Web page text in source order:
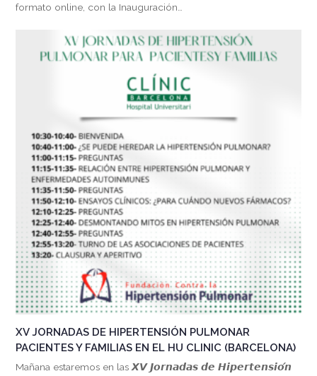
formato online, con la Inauguración…
XV JORNADAS DE HIPERTENSIÓN PULMONAR
PACIENTES Y FAMILIAS EN EL HU CLINIC (BARCELONA)
Mañana estaremos en las 𝙓𝙑 𝙅𝙤𝙧𝙣𝙖𝙙𝙖𝙨 𝙙𝙚 𝙃𝙞𝙥𝙚𝙧𝙩𝙚𝙣𝙨𝙞𝙤́𝙣